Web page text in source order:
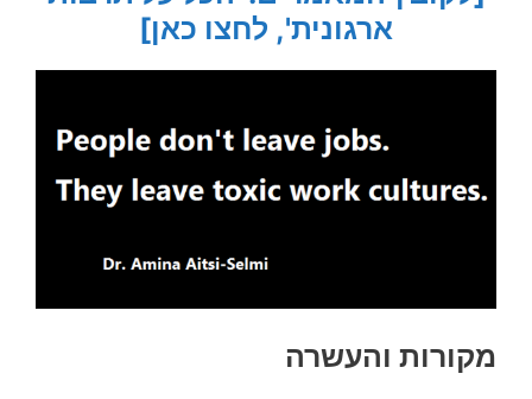
ארגונית', לחצו כאן]
מקורות והעשרה